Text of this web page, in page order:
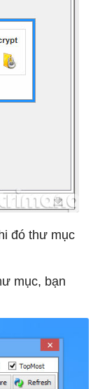
đó thư mục
mục, bạn